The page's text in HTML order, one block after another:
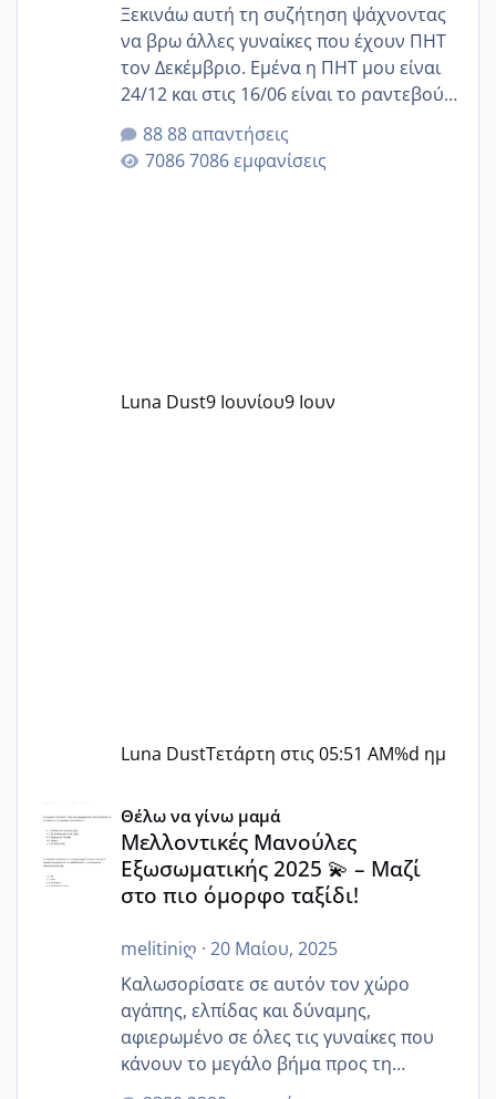
Ξεκινάω αυτή τη συζήτηση ψάχνοντας
να βρω άλλες γυναίκες που έχουν ΠΗΤ
τον Δεκέμβριο. Εμένα η ΠΗΤ μου είναι
24/12 και στις 16/06 είναι το ραντεβού
της αυχενικής διαφάνειας. Έχω αρκετό
άγχος και οι μέρες δεν φαίνεται να
περνάνε με τίποτα.
88 απαντήσεις
7086 εμφανίσεις
Luna Dust9 Ιουνίου9 Ιουν
Luna DustΤετάρτη στις 05:51 AM%d ημ
Μελλοντικές Μανούλες Εξωσωματικής 2025 💫 – Μαζί
Θέλω να γίνω μαμά
Μελλοντικές Μανούλες
Εξωσωματικής 2025 💫 – Μαζί
στο πιο όμορφο ταξίδι!
melitiniღ · 20 Μαίου, 2025
Καλωσορίσατε σε αυτόν τον χώρο
αγάπης, ελπίδας και δύναμης,
αφιερωμένο σε όλες τις γυναίκες που
κάνουν το μεγάλο βήμα προς τη
μητρότητα μέσω εξωσωματικής το 2025.